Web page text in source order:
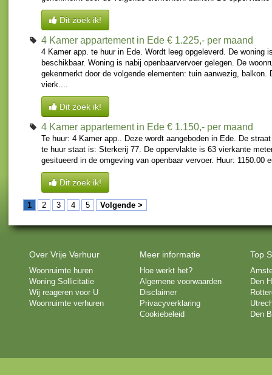
Dit zoek ik!
4 Kamer appartement in Ede € 1.225,- per maand
4 Kamer app. te huur in Ede. Wordt leeg opgeleverd. De woning
beschikbaar. Woning is nabij openbaarvervoer gelegen. De
gekenmerkt door de volgende elementen: tuin aanwezig, balkon.
vierk....
Dit zoek ik!
4 Kamer appartement in Ede € 1.150,- per maand
Te huur: 4 Kamer app.. Deze wordt aangeboden in Ede. De
te huur staat is: Sterkerij 77. De oppervlakte is 63 vierkante
gesitueerd in de omgeving van openbaar vervoer. Huur: 1150.00
Dit zoek ik!
1 2 3 4 5 Volgende >
Over Vrije Verhuur
Woonruimte huren
Woning Sollicitatie
Wij reageren voor U
Woonruimte verhuren
Meer informatie
Hoe werkt het?
Algemene voorwaarden
Disclaimer
Privacyverklaring
Cookiebeleid
Top
Den
Den